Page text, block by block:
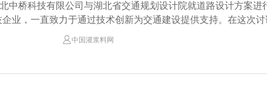
中桥科技有限公司与湖北省交通规划设计院就道路设计方案
业，一直致力于通过技术创新为交通建设提供支持。在这次
 中国灌浆料网